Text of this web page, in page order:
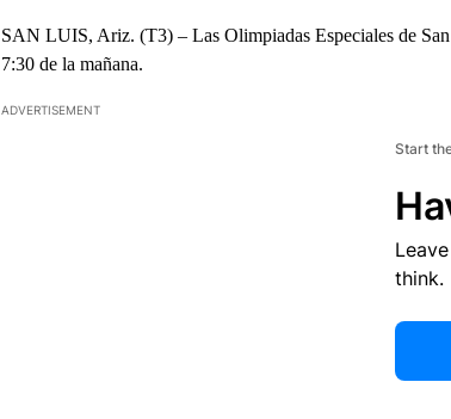
SAN LUIS, Ariz. (T3) – Las Olimpiadas Especiales de
7:30 de la mañana.
ADVERTISEMENT
Start
think.